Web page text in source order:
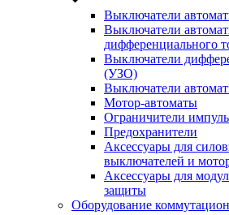
Выключатели
Выключатели
дифференциального
Выключатели
(УЗО)
Выключатели
Мотор-автоматы
Ограничители
Предохранители
Аксессуары для
выключателей и
Аксессуары для
защиты
Оборудование